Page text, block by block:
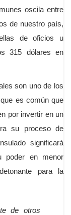
oscila entre
de nuestro país,
de oficios u
315 dólares en
son uno de los
es común que
por invertir en un
su proceso de
significará
poder en menor
para la
de otros